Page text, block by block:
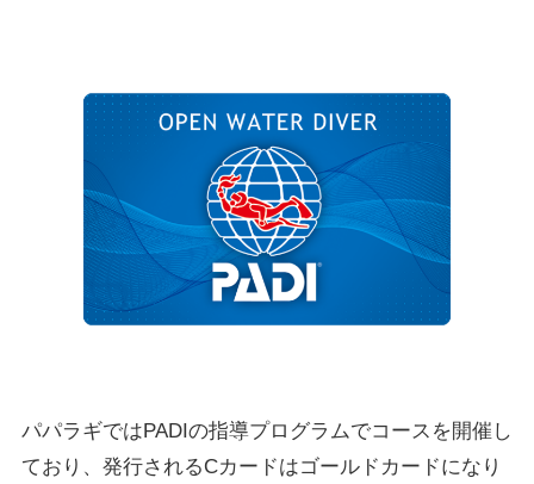
パパラギではPADIの指導プログラムでコースを開催し
ており、発行されるCカードはゴールドカードになり